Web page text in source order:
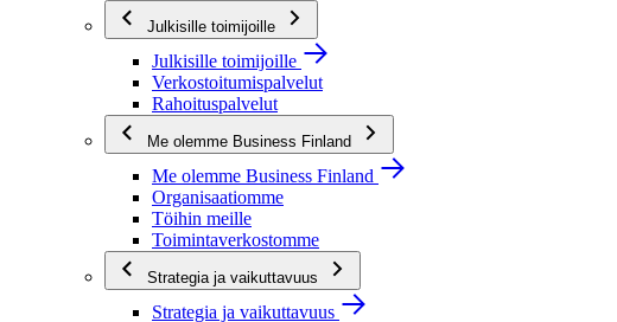
Julkisille toimijoille
Julkisille toimijoille
Verkostoitumispalvelut
Rahoituspalvelut
Me olemme Business Finland
Me olemme Business Finland
Organisaatiomme
Töihin meille
Toimintaverkostomme
Strategia ja vaikuttavuus
Strategia ja vaikuttavuus